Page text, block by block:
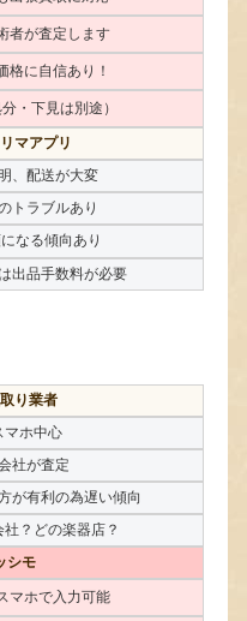
者が査定します
格に自信あり！
・下見は別途）
マアプリ
、配送が大変
トラブルあり
なる傾向あり
出品手数料が必要
り業者
マホ中心
社が査定
が有利の為遅い傾向
社？どの楽器店？
シモ
マホで入力可能